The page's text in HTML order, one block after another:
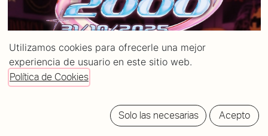
Utilizamos cookies para ofrecerle una mejor
experiencia de usuario en este sitio web.
Política de Cookies
Solo las necesarias Acepto